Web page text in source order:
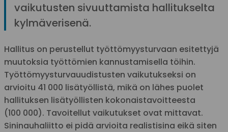
vaikutusten sivuuttamista hallitukselta
kylmäverisenä.
Hallitus on perustellut työttömyysturvaan esitettyjä
muutoksia työttömien kannustamisella töihin.
Työttömyysturvauudistusten vaikutukseksi on
arvioitu 41 000 lisätyöllistä, mikä on lähes puolet
hallituksen lisätyöllisten kokonaistavoitteesta
(100 000). Tavoitellut vaikutukset ovat mittavat.
Sininauhaliitto ei pidä arvioita realistisina eikä siten